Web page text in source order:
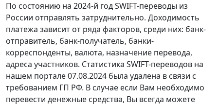
По состоянию на 2024-й год SWIFT-переводы из
России отправлять затруднительно. Доходимость
платежа зависит от ряда факторов, среди них: банк-
отправитель, банк-получатель, банки-
корреспонденты, валюта, назначение перевода,
адреса участников. Статистика SWIFT-переводов на
нашем портале 07.08.2024 была удалена в связи с
требованием ГП РФ. В случае если Вам необходимо
перевести денежные средства, Вы всегда можете